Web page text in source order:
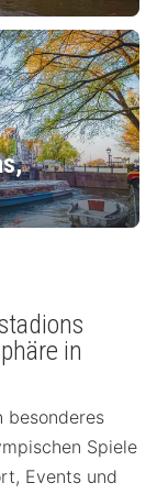
in
besonderes
Spiele
Events und